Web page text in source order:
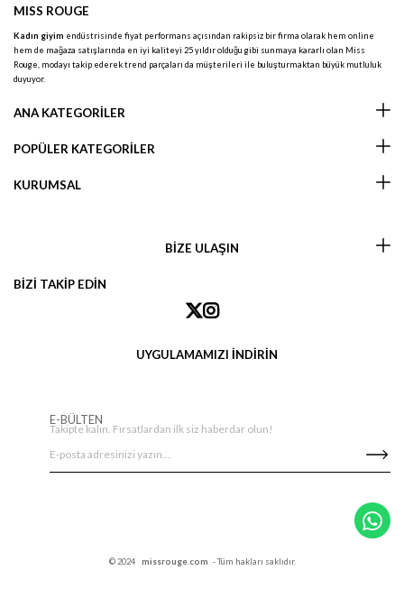
MISS ROUGE
Kadın giyim endüstrisinde fiyat performans açısından rakipsiz bir firma olarak hem online
hem de mağaza satışlarında en iyi kaliteyi 25 yıldır olduğu gibi sunmaya kararlı olan Miss
Rouge, modayı takip ederek trend parçaları da müşterileri ile buluşturmaktan büyük mutluluk
duyuyor.
ANA KATEGORİLER
POPÜLER KATEGORİLER
KURUMSAL
BİZE ULAŞIN
BİZİ TAKİP EDİN
UYGULAMAMIZI İNDİRİN
E-BÜLTEN
Takipte kalın. Fırsatlardan ilk siz haberdar olun!
© 2024 missrouge.com - Tüm hakları saklıdır.